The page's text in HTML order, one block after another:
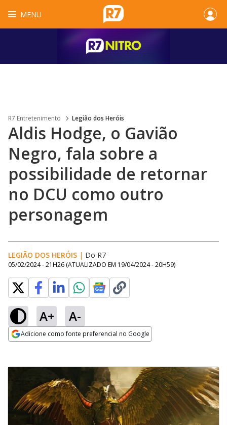
MENU
R7 Entretenimento Legião dos Heróis
Aldis Hodge, o Gavião
Negro, fala sobre a
possibilidade de retornar
no DCU como outro
personagem
LEGIÃO DOS HERÓIS | Do R7
05/02/2024 - 21H26 (ATUALIZADO EM 19/04/2024 - 20H59)
A+ A-
Adicione como fonte preferencial no Google